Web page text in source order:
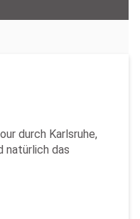
durch Karlsruhe,
natürlich das